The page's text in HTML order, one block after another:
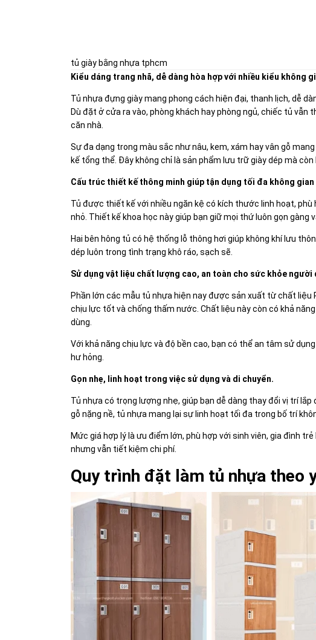
tủ giày bằng nhựa tphcm
Kiểu dáng trang nhã, dễ dàng hòa hợp với nhiều kiểu không
Tủ nhựa đựng giày mang phong cách hiện đại, thanh lịch, dễ
Dù đặt ở cửa ra vào, phòng khách hay phòng ngủ, chiếc tủ
căn nhà.
Sự đa dạng trong màu sắc như nâu, kem, xám hay vân gỗ
kế tổng thể. Đây không chỉ là sản phẩm lưu trữ giày dép mà
Cấu trúc thiết kế thông minh giúp tận dụng tối đa không
Tủ được thiết kế với nhiều ngăn kệ có kích thước linh hoạt,
nhỏ. Thiết kế khoa học này giúp bạn giữ mọi thứ luôn gọn gàng
Hai bên hông tủ có hệ thống lỗ thông hơi giúp không khí lưu
dép luôn trong tình trạng khô ráo, sạch sẽ.
Sử dụng vật liệu chất lượng cao, an toàn cho sức khỏe người
Phần lớn các mẫu tủ nhựa hiện nay được sản xuất từ chất liệu
chịu lực tốt và chống thấm nước. Chất liệu này còn có khả
dùng.
Với khả năng chịu lực và độ bền cao, bạn có thể an tâm sử
hư hỏng.
Gọn nhẹ, linh hoạt trong việc sử dụng và di chuyển.
Tủ nhựa có trọng lượng nhẹ, giúp bạn dễ dàng thay đổi vị trí
gỗ nặng nề, tủ nhựa mang lại sự linh hoạt tối đa trong bố trí
Mức giá hợp lý là ưu điểm lớn, phù hợp với sinh viên, gia đình
nhưng vẫn tiết kiệm chi phí.
Quy trình đặt làm tủ nhựa theo